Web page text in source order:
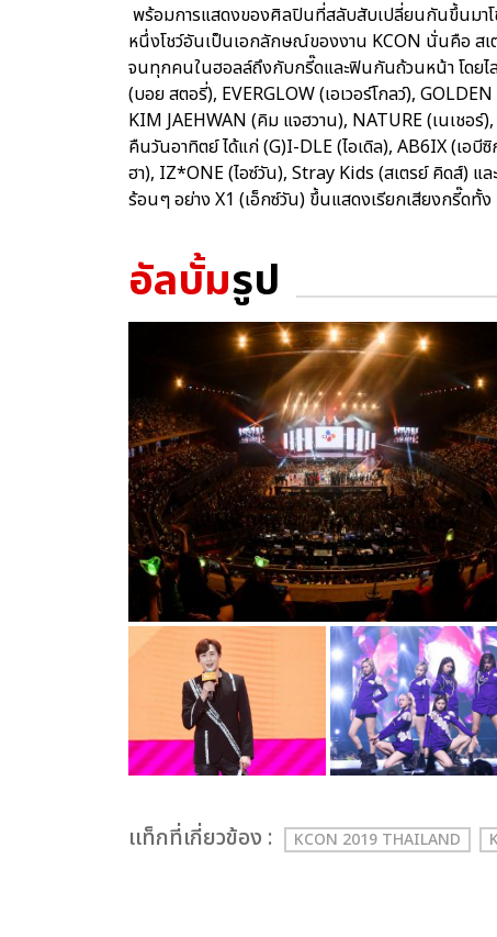
พร้อมการแสดงของศิลปินที่สลับสับเปลี่ยนกันขึ้นมา
หนึ่งโชว์อันเป็นเอกลักษณ์ของงาน KCON นั่นคือ ส
จนทุกคนในฮอลล์ถึงกับกรี๊ดและฟินกันถ้วนหน้า โดยไ
(บอย สตอรี่), EVERGLOW (เอเวอร์โกลว์),
KIM JAEHWAN (คิม แจฮวาน), NATURE (เนเชอ
คืนวันอาทิตย์ ได้แก่ (G)I-DLE (ไอเดิล), AB6IX (เ
ฮา), IZ*ONE (ไอซ์วัน), Stray Kids (สเตรย์ คิดส์) แ
ร้อนๆ อย่าง X1 (เอ็กซ์วัน) ขึ้นแสดงเรียกเสียงกรี๊ดทั้
อัลบั้มรูป
เเท็กที่เกี่ยวข้อง : KCON 2019 THAILAND